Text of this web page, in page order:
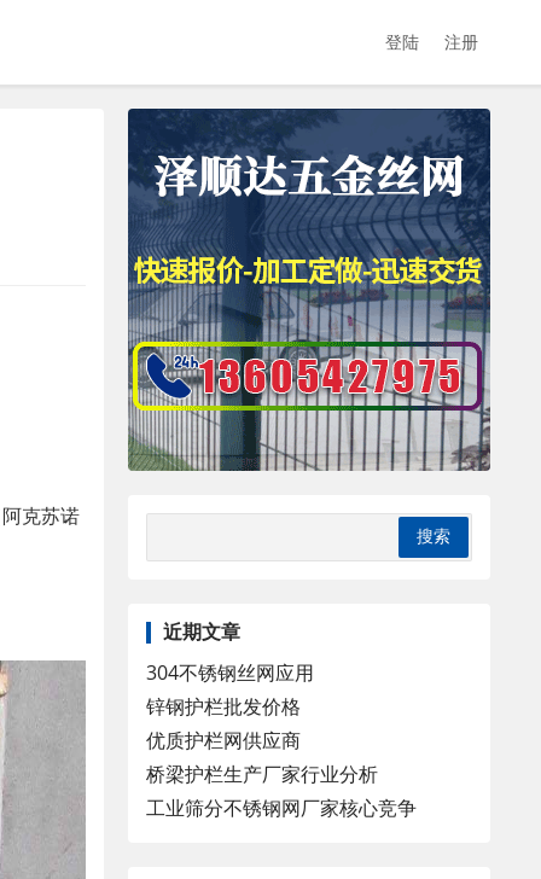
登陆 注册
克苏诺
近期文章
304不锈钢丝网应用
锌钢护栏批发价格
优质护栏网供应商
桥梁护栏生产厂家行业分析
工业筛分不锈钢网厂家核心竞争